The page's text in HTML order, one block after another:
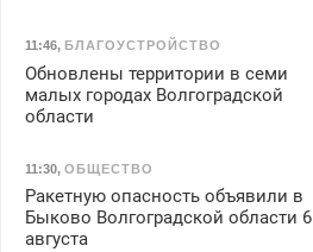
11:46, БЛАГОУСТРОЙСТВО
Обновлены территории в семи
малых городах Волгоградской
области
11:30, ОБЩЕСТВО
Ракетную опасность объявили в
Быково Волгоградской области 6
августа